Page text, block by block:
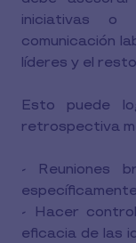
iniciativas o
comunicación
líderes y el
Esto puede
retrospectiva
- Reuniones
- Hacer
eficacia de las